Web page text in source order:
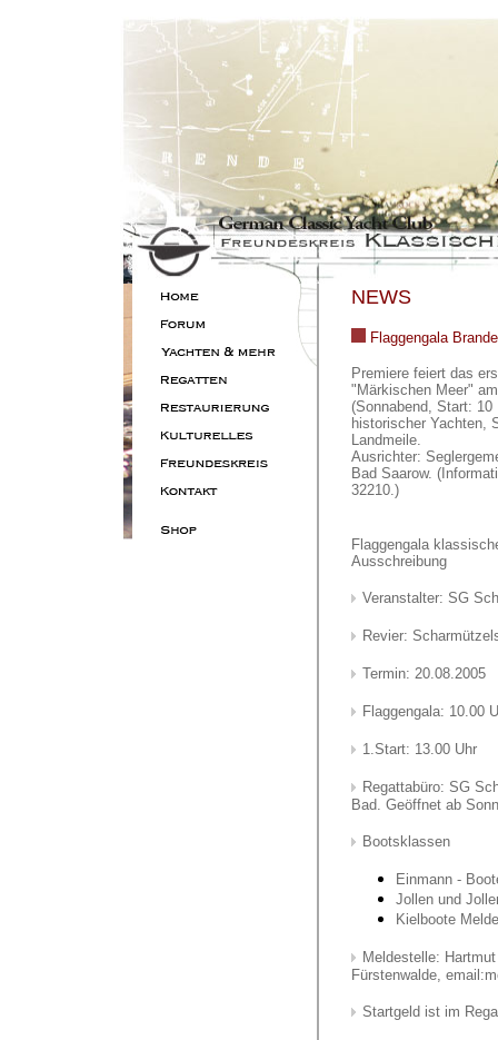
NEWS
Flaggengala
Premiere feiert das
"Märkischen Meer"
(Sonnabend, Start: 10
historischer Yachten,
Landmeile.
Ausrichter:
Bad Saarow.
32210.)
Flaggengala
Ausschreibung
Veranstalter: SG
Revier:
Termin: 20.08.2005
Flaggengala: 10.00
1.Start: 13.00 Uhr
Regattabüro: SG
Bad. Geöffnet ab
Bootsklassen
Einmann -
Jollen und
Kielboote
Meldestelle:
Fürstenwalde,
Startgeld ist im